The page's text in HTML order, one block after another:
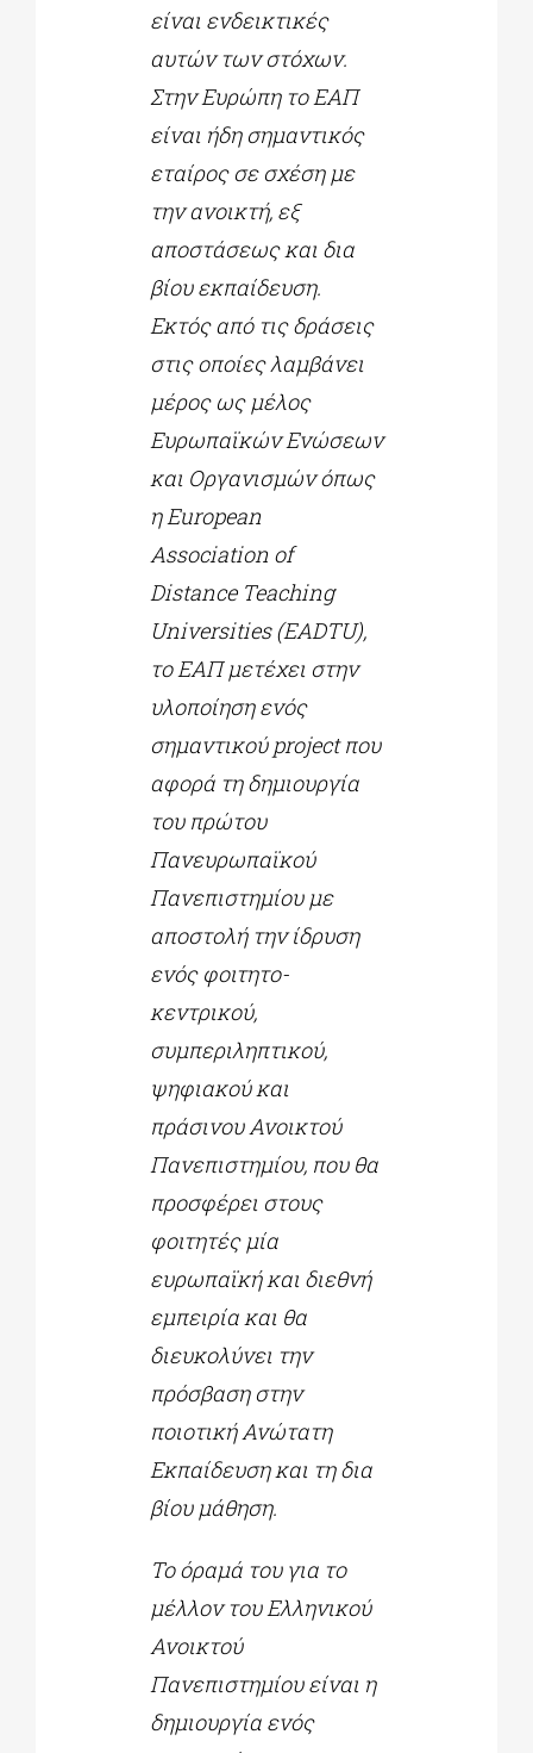
είναι ενδεικτικές
αυτών των στόχων.
Στην Ευρώπη το ΕΑΠ
είναι ήδη σημαντικός
εταίρος σε σχέση με
την ανοικτή, εξ
αποστάσεως και δια
βίου εκπαίδευση.
Εκτός από τις δράσεις
στις οποίες λαμβάνει
μέρος ως μέλος
Ευρωπαϊκών Ενώσεων
και Οργανισμών όπως
ηEuropean
Association of
Distance Teaching
Universities(EADTU),
το ΕΑΠ μετέχει στην
υλοποίηση ενός
σημαντικού projectπου
αφορά τη δημιουργία
του πρώτου
Πανευρωπαϊκού
Πανεπιστημίου με
αποστολή την ίδρυση
ενός φοιτητο-
κεντρικού,
συμπεριληπτικού,
ψηφιακού και
πράσινου Ανοικτού
Πανεπιστημίου, που θα
προσφέρει στους
φοιτητές μία
ευρωπαϊκή και διεθνή
εμπειρία και θα
διευκολύνει την
πρόσβαση στην
ποιοτική Ανώτατη
Εκπαίδευση και τη δια
βίου μάθηση.
Το όραμά του για το
μέλλον του Ελληνικού
Ανοικτού
Πανεπιστημίου είναι η
δημιουργία ενός